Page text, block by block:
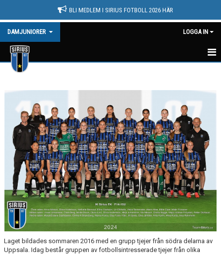
BLI MEDLEM I SIRIUS FOTBOLL 2026 HÄR
DAMJUNIORER LOGGA IN
HEM
NYHETER
KALENDER
MATCHER
TRUPPEN
BILDGALLERI
DOKUMENT
KONTAKT
Laget bildades sommaren 2016 med en grupp tjejer från södra delarna av
Uppsala. Idag består gruppen av fotbollsintresserade tjejer från olika